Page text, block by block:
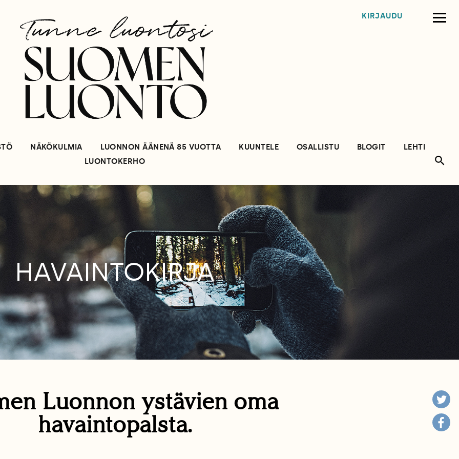
KIRJAUDU
NÄKÖKULMIA LUONNON ÄÄNENÄ 85 VUOTTA KUUNTELE OSALLISTU BLOGIT
LEHTI
LUONTOKERHO
HAVAINTOKIRJA
Luonnon ystävien oma
havaintopalsta.